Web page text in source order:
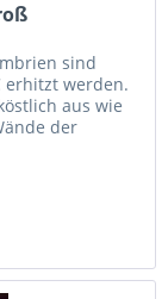
sind
erhitzt werden.
aus wie
der